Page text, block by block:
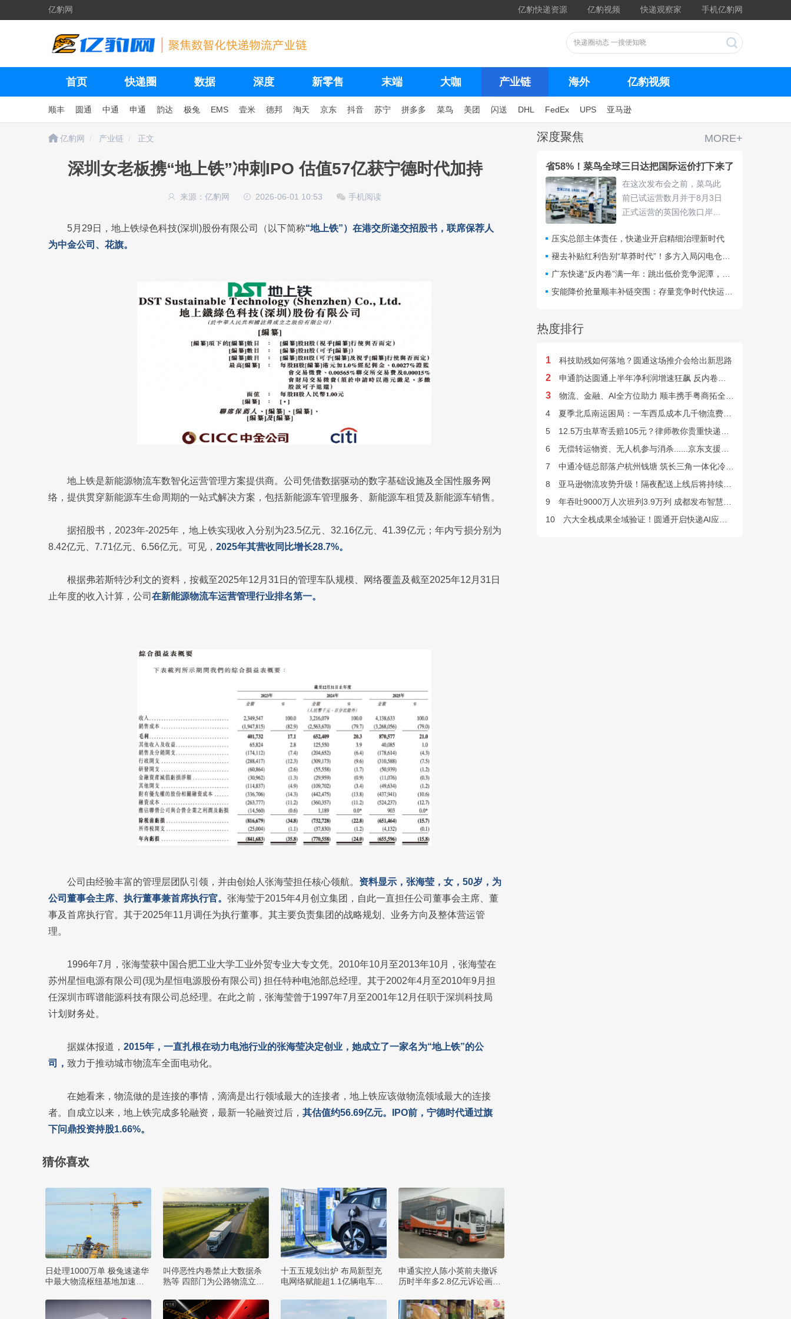
亿豹网 亿豹快递资源 亿豹视频 快递观察家 手机亿豹网
首页 快递圈 数据 深度 新零售 末端 大咖 产业链 海外 亿豹视频
顺丰 圆通 中通 申通 韵达 极兔 EMS 壹米 德邦 淘天 京东 抖音 苏宁 拼多多 菜鸟 美团 闪送 DHL FedEx UPS 亚马逊
亿豹网 产业链 正文
深圳女老板携“地上铁”冲刺IPO 估值57亿获宁德时代加持
来源：亿豹网 2026-06-01 10:53 手机阅读
5月29日，地上铁绿色科技(深圳)股份有限公司（以下简称“地上铁”）在港交所递交招股书，联席保荐人
为中金公司、花旗。
地上铁是新能源物流车数智化运营管理方案提供商。公司凭借数据驱动的数字基础设施及全国性服务网
络，提供贯穿新能源车生命周期的一站式解决方案，包括新能源车管理服务、新能源车租赁及新能源车销售。
据招股书，2023年-2025年，地上铁实现收入分别为23.5亿元、32.16亿元、41.39亿元；年内亏损分别为
8.42亿元、7.71亿元、6.56亿元。可见， 2025年其营收同比增长28.7%。
根据弗若斯特沙利文的资料，按截至2025年12月31日的管理车队规模、网络覆盖及截至2025年12月31日
止年度的收入计算，公司 在新能源物流车运营管理行业排名第一。
公司由经验丰富的管理层团队引领，并由创始人张海莹担任核心领航。 资料显示，张海莹，女，50岁，为
公司董事会主席、执行董事兼首席执行官。 张海莹于2015年4月创立集团，自此一直担任公司董事会主席、董
事及首席执行官。其于2025年11月调任为执行董事。其主要负责集团的战略规划、业务方向及整体营运管
理。
1996年7月，张海莹获中国合肥工业大学工业外贸专业大专文凭。 2010年10月至2013年10月，张海莹在
苏州星恒电源有限公司(现为星恒电源股份有限公司) 担任特种电池部总经理。其于2002年4月至2010年9月担
任深圳市晖谱能源科技有限公司总经理。在此之前，张海莹曾于1997年7月至2001年12月任职于深圳科技局
计划财务处。
据媒体报道， 2015年，一直扎根在动力电池行业的张海莹决定创业，她成立了一家名为“地上铁”的公
司， 致力于推动城市物流车全面电动化。
在她看来，物流做的是连接的事情，滴滴是出行领域最大的连接者，地上铁应该做物流领域最大的连接
者。自成立以来，地上铁完成多轮融资，最新一轮融资过后， 其估值约56.69亿元。IPO前，宁德时代通过旗
下问鼎投资持股1.66%。
猜你喜欢
日处理1000万单 极兔速递华
中最大物流枢纽基地加速建
叫停恶性内卷禁止大数据杀
熟等 四部门为公路物流立规
十五五规划出炉 布局新型充
电网络赋能超1.1亿辆电车出
申通实控人陈小英前夫撤诉
历时半年多2.8亿元诉讼画句
MORE+
深度聚焦
省58%！菜鸟全球三日达把国际运价打下来了
在这次发布会之前，菜鸟此
前已试运营数月并于8月3日
正式运营的英国伦敦口岸
清关、查验、末端派送收拢
进同一套体系，包裹落地后
最快24小时完成末端派送。
压实总部主体责任，快递业开启精细治理新时代
热度排行
1 科技助残如何落地？圆通这场推介会给出新思路
2 申通韵达圆通上半年净利润增速狂飙 反内卷效果显现
3
物流、金融、AI全方位助力 顺丰携手粤商拓全球市场
4
夏季北瓜南运困局：一车西瓜成本几千物流费上万谁来解？
5
12.5万虫草寄丢赔105元？律师教你贵重快递丢失如何维权
6
无偿转运物资、无人机参与消杀......京东支援广西灾后重建
7
中通冷链总部落户杭州钱塘 筑长三角一体化冷链中枢基地
8
亚马逊物流攻势升级！隔夜配送上线后将持续挤压快递巨头
9
年吞吐9000万人次班列3.9万列 成都发布智慧物流“双清单”
10
六大全栈成果全域验证！圆通开启快递AI应用规模化落地